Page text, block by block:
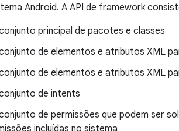
Android. A API de framework
principal de pacotes e classes
de elementos e atributos XML
de elementos e atributos XML
de intents
de permissões que podem ser
incluídas no sistema